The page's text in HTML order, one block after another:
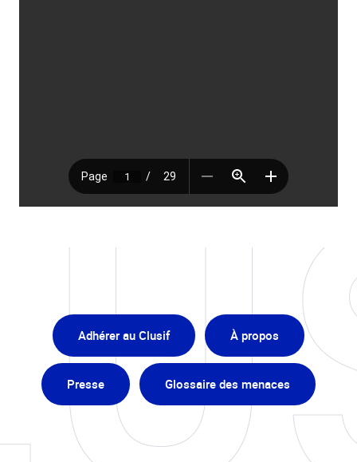
Adhérer au Clusif À propos
Presse Glossaire des menaces